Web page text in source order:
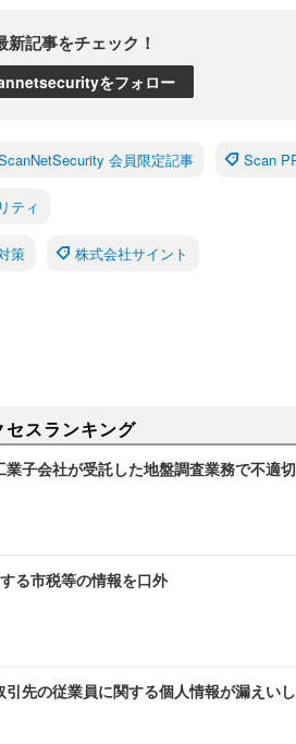
新記事をチェック！
をフォロー
会員限定記事 Scan
ティ
策 株式会社サイント
セスランキング
子会社が受託した地盤調査業務で不適
る市税等の情報を口外
先の従業員に関する個人情報が漏えい